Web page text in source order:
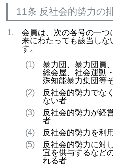
11条 反社会的勢力の
会員は、次の各号の一
来にわたっても該当しな
す。
暴力団、暴力団員
総会屋、社会運動
殊知能暴力集団等
反社会的勢力でな
ない者
反社会的勢力が経
者
反社会的勢力を利
反社会的勢力に対
宜を供与するなど
れる者